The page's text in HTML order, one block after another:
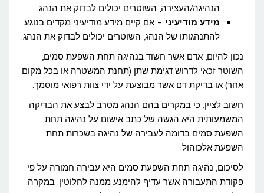
הנהיגה/העצירה, השוטרים יכולים לבדוק את הנהג.
מידע מודיעיני – אם קיים מידע מודיעיני מקדים בנוגע
להתנהגותו של הנהג, השוטרים יכולים לבדוק את הנהג.
נכון להיום, אדם אשר חשוד בנהיגה תחת השפעת סמים,
השוטר זכאי לדרוש דגימת שתן (תחנת המשטרה או בכל מקום
אחר) או בדיקת דם אשר מבוצעת על ידי צוות רפואי מוסמך.
חשוב לציין, כי במקרים בהם הנהג מסרב לבצע את הבדיקה
המשמעותית היא הגשה של כתב אישום על נהיגה תחת
השפעת סמים בדומה לעבירה של נהיגה בשכרות תחת
השפעת אלכוהול.
לסיכום, נהיגה תחת השפעת סמים היא עבירה חמורה על פי
פקודת התעבורה אשר עדיף להימנע ממנה לחלוטין. במקרה